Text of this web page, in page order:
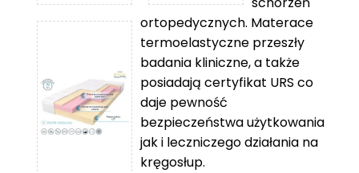
od
5
279 zł
od
1
229 zł
2
279 zł
ortopedycznych. Materace
termoelastyczne przeszły
badania kliniczne, a także
posiadają certyfikat URS co
daje pewność
bezpieczeństwa użytkowania
jak i leczniczego działania na
kręgosłup.